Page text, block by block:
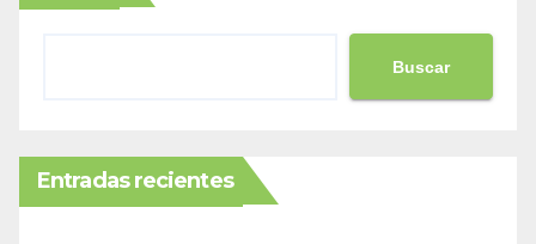
Buscar
Entradas recientes